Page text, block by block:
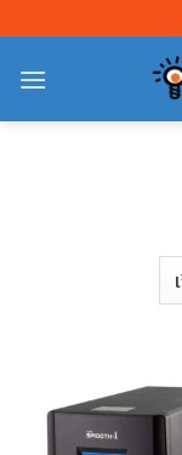
ไป
ยัง